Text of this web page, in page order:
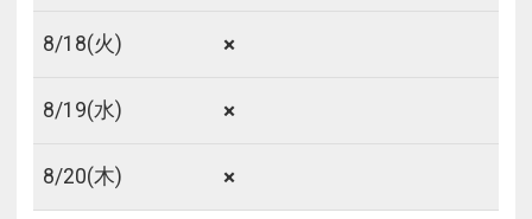
8/18(火) ×
8/19(水) ×
8/20(木) ×